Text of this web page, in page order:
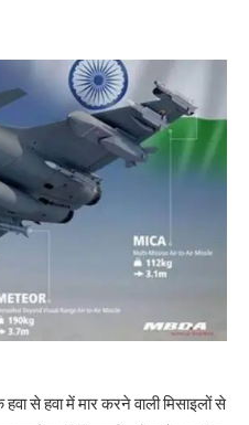
से हवा में मार करने वाली मिसाइलों से